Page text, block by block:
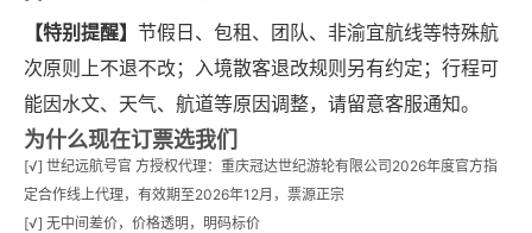
【特别提醒】 节假日、包租、团队、非渝宜航线等特殊航
次原则上不退不改；入境散客退改规则另有约定；行程可
能因水文、天气、航道等原因调整，请留意客服通知。
为什么现在订票选我们
[√] 世纪远航号官 方授权代理：重庆冠达世纪游轮有限公司2026年度官方指
定合作线上代理，有效期至2026年12月，票源正宗
[√] 无中间差价，价格透明，明码标价